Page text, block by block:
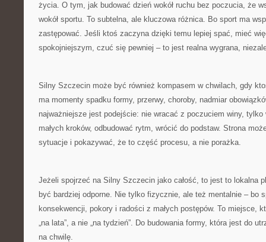
życia. O tym, jak budować dzień wokół ruchu bez poczucia, że
wokół sportu. To subtelna, ale kluczowa różnica. Bo sport ma
zastępować. Jeśli ktoś zaczyna dzięki temu lepiej spać, mieć
spokojniejszym, czuć się pewniej – to jest realna wygrana,
Silny Szczecin może być również kompasem w chwilach, gdy
ma momenty spadku formy, przerwy, choroby, nadmiar
najważniejsze jest podejście: nie wracać z poczuciem winy,
małych kroków, odbudować rytm, wrócić do podstaw. Strona
sytuacje i pokazywać, że to część procesu, a nie porażka.
Jeżeli spojrzeć na Silny Szczecin jako całość, to jest to lokalna
być bardziej odporne. Nie tylko fizycznie, ale też mentalnie – bo
konsekwencji, pokory i radości z małych postępów. To miejsce,
„na lata”, a nie „na tydzień”. Do budowania formy, która jest do
na chwilę.